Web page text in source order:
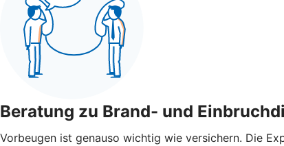
Beratung zu Brand- und
Vorbeugen ist genauso wichtig wie versichern. Die